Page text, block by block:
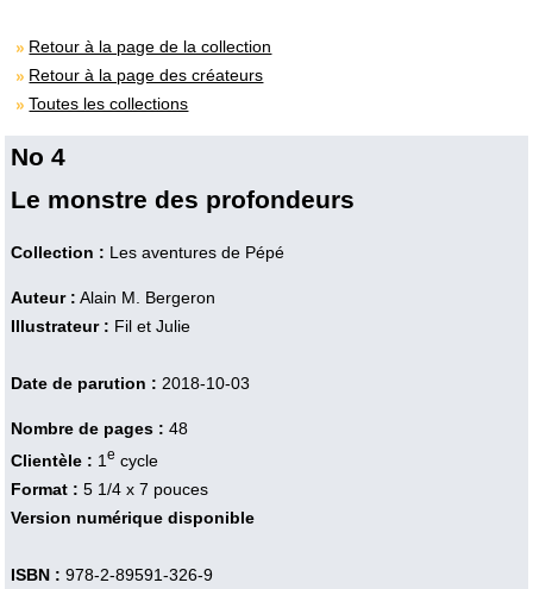
Retour à la page de la collection
Retour à la page des créateurs
Toutes les collections
No 4
Le monstre des profondeurs
Collection : Les aventures de Pépé
Auteur : Alain M. Bergeron
Illustrateur : Fil et Julie
Date de parution : 2018-10-03
Nombre de pages : 48
Clientèle : 1 e cycle
Format : 5 1/4 x 7 pouces
Version numérique disponible
ISBN : 978-2-89591-326-9